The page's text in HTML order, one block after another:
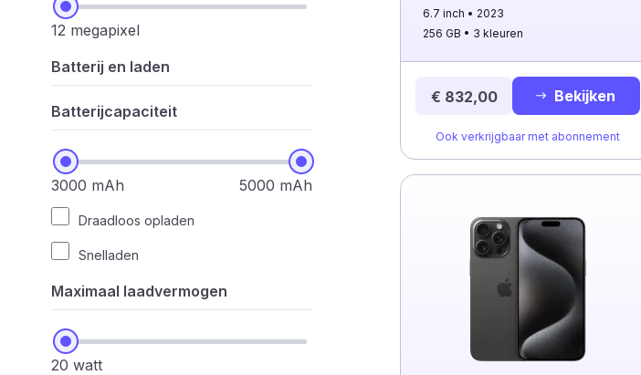
12 megapixel
Batterij en laden
Batterijcapaciteit
3000 mAh 5000 mAh
Draadloos opladen
Snelladen
Maximaal laadvermogen
20 watt
6.7 inch
2023
256 GB
3 kleuren
€ 832,00 Bekijken
Ook verkrijgbaar met abonnement